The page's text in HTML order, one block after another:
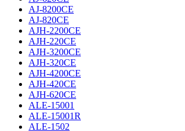
AJ-8200CE
AJ-820CE
AJH-2200CE
AJH-220CE
AJH-3200CE
AJH-320CE
AJH-4200CE
AJH-420CE
AJH-620CE
ALE-15001
ALE-15001R
ALE-1502